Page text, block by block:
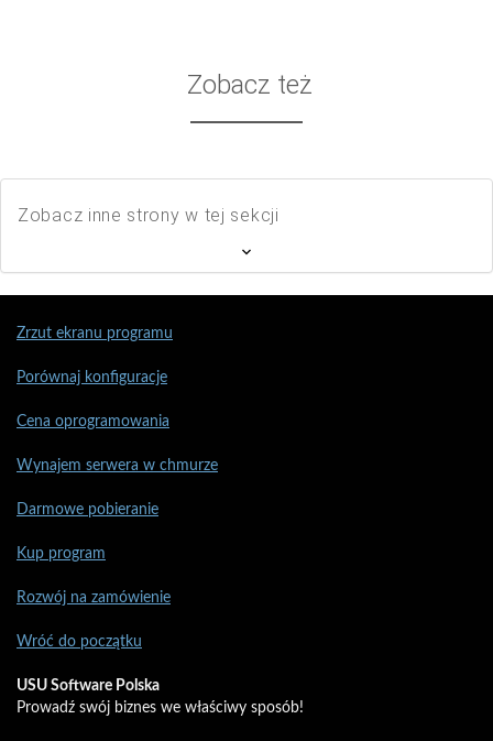
Zobacz też
Zobacz inne strony w tej sekcji
Zrzut ekranu programu
Porównaj konfiguracje
Cena oprogramowania
Wynajem serwera w chmurze
Darmowe pobieranie
Kup program
Rozwój na zamówienie
Wróć do początku
USU Software Polska
Prowadź swój biznes we właściwy sposób!